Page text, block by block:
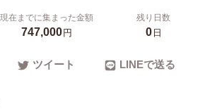
現在までに集まった金額
747,000円
残り日数
0日
ツイート LINEで送る